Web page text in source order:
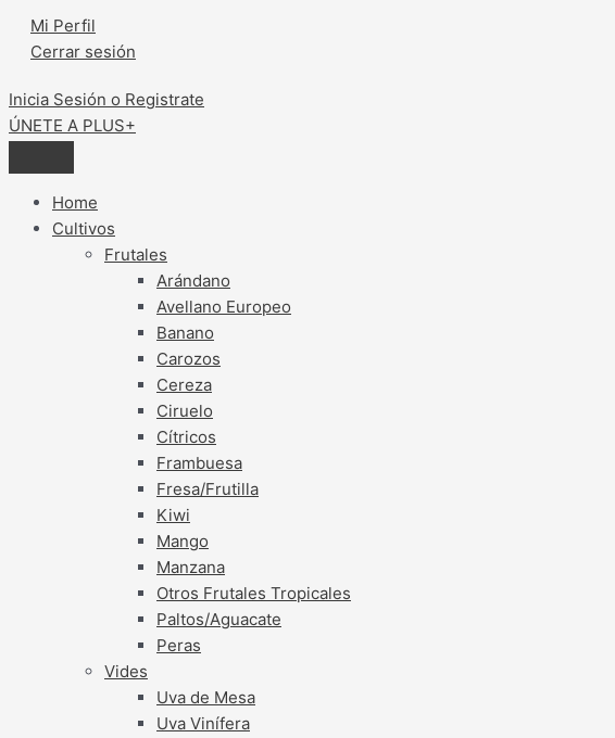
Mi Perfil
Cerrar sesión
Inicia Sesión o Registrate
ÚNETE A PLUS+
Home
Cultivos
Frutales
Arándano
Avellano Europeo
Banano
Carozos
Cereza
Ciruelo
Cítricos
Frambuesa
Fresa/Frutilla
Kiwi
Mango
Manzana
Otros Frutales Tropicales
Paltos/Aguacate
Peras
Vides
Uva de Mesa
Uva Vinífera